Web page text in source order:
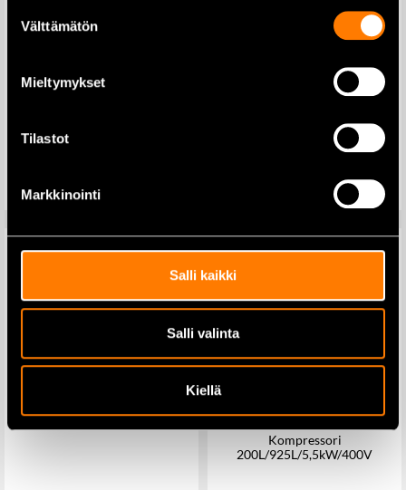
valinta
Välttämätön
Mieltymykset
Tilastot
Markkinointi
Salli kaikki
Salli valinta
Kiellä
Makita B-49840
Lisää ostoskoriin
Lisää ostoskoriin
Makita DC18SF Laturi 4x18V
255,00€219,00€
Kompressori
200L/925L/5,5kW/400V